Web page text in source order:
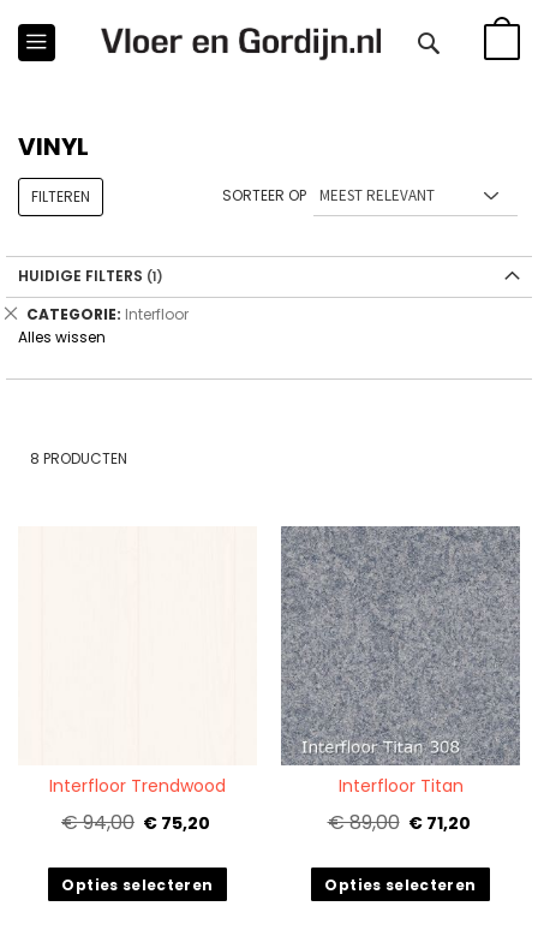
VINYL
8 PRODUCTEN
SORTEER OP
Interfloor Trendwood
€ 94,00 € 75,20
Opties selecteren
Interfloor Titan
€ 89,00 € 71,20
Quickview
Opties selecteren
FILTEREN
HUIDIGE FILTERS
CATEGORIE Interfloor
Verwijder
dit
Alles wissen